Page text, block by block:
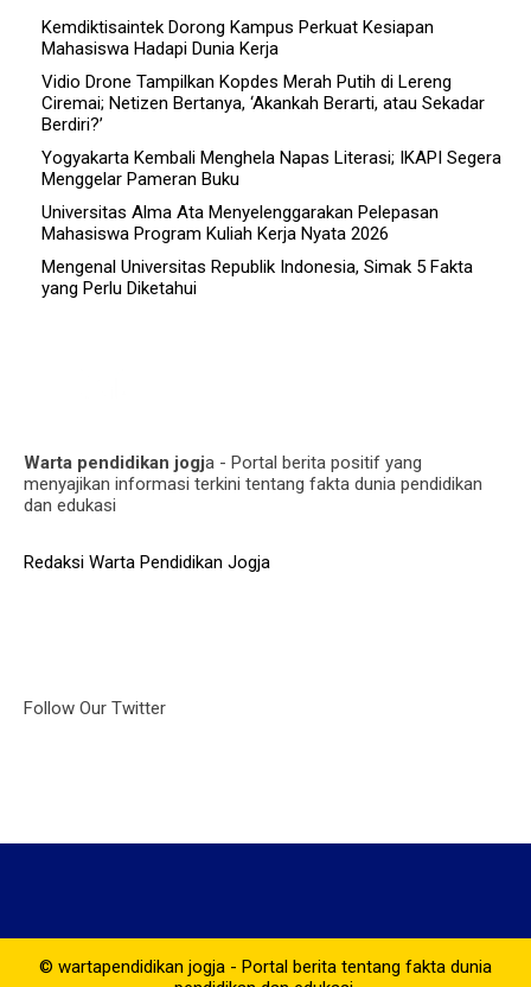
Kemdiktisaintek Dorong Kampus Perkuat Kesiapan
Mahasiswa Hadapi Dunia Kerja
Vidio Drone Tampilkan Kopdes Merah Putih di Lereng
Ciremai; Netizen Bertanya, ‘Akankah Berarti, atau Sekadar
Berdiri?’
Yogyakarta Kembali Menghela Napas Literasi; IKAPI Segera
Menggelar Pameran Buku
Universitas Alma Ata Menyelenggarakan Pelepasan
Mahasiswa Program Kuliah Kerja Nyata 2026
Mengenal Universitas Republik Indonesia, Simak 5 Fakta
yang Perlu Diketahui
Warta pendidikan jogja - Portal berita positif yang
menyajikan informasi terkini tentang fakta dunia pendidikan
dan edukasi
Redaksi Warta Pendidikan Jogja
Follow Our Twitter
© wartapendidikan jogja - Portal berita tentang fakta dunia